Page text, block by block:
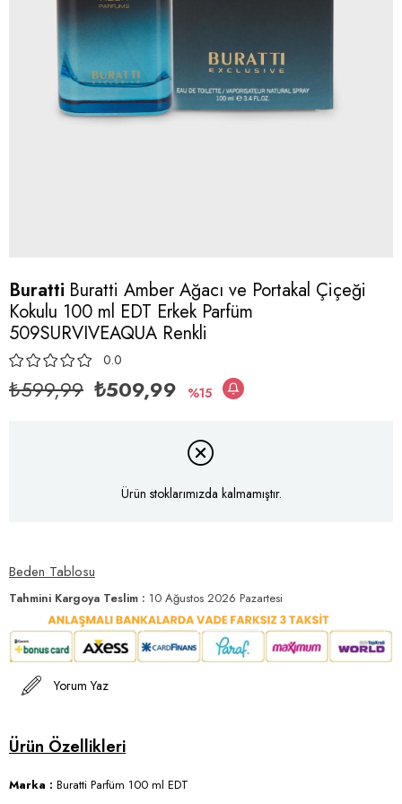
Buratti Buratti Amber Ağacı ve Portakal Çiçeği
Kokulu 100 ml EDT Erkek Parfüm
509SURVIVEAQUA Renkli
0.0
₺599,99 ₺509,99 15
Ürün stoklarımızda kalmamıştır.
Beden Tablosu
Tahmini Kargoya Teslim : 10 Ağustos 2026 Pazartesi
Yorum Yaz
Marka : Buratti Parfüm 100 ml EDT